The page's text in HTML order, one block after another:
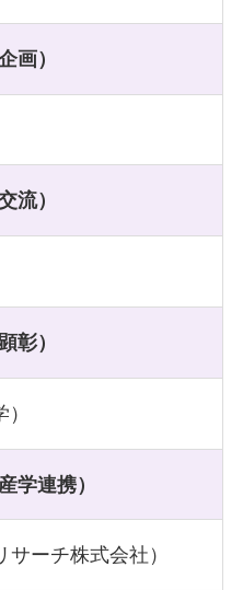
画）
流）
彰）
学連携）
ーチ株式会社）